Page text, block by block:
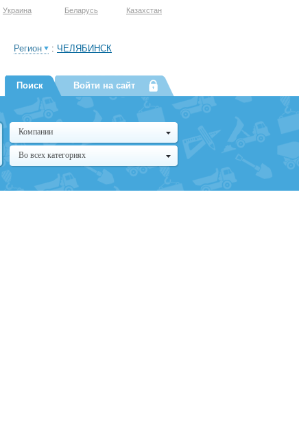
Украина Беларусь Казахстан
Регион : ЧЕЛЯБИНСК
Поиск Войти на сайт
Компании
Во всех категориях